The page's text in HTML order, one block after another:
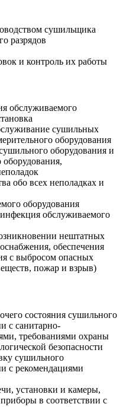
сушильщика
разрядов
и контроль их работы
обслуживаемого
сушильных
оборудования
оборудования и
оборудования,
обо всех неполадках и
оборудования
обслуживаемого
нештатных
обеспечения
с выбросом опасных
пожар и взрыв)
состояния сушильного
с санитарно-
требованиями охраны
безопасности
сушильного
с рекомендациями
установки и камеры,
в соответствии с